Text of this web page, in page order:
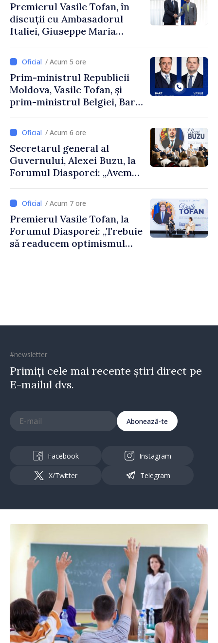
Premierul Vasile Tofan, în
discuții cu Ambasadorul
Italiei, Giuseppe Maria
/ Acum 5 ore
Prim-ministrul Republicii
Moldova, Vasile Tofan, și
prim-ministrul Belgiei, Bart
despre parcursul european
al Republicii Moldova.
/ Acum 6 ore
Secretarul general al
Guvernului, Alexei Buzu, la
Forumul Diasporei: „Avem
dumneavoastră pentru a
construi comunități mai
puternice”
/ Acum 7 ore
Premierul Vasile Tofan, la
Forumul Diasporei: „Trebuie
să readucem optimismul
#newsletter
Primiți cele mai recente știri direct pe
E-mailul dvs.
Abonează-te
Facebook Instagram
X/Twitter Telegram